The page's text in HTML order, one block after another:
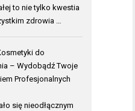
to nie tylko kwestia
zdrowia …
do
– Wydobądź Twoje
Profesjonalnych
się nieodłącznym